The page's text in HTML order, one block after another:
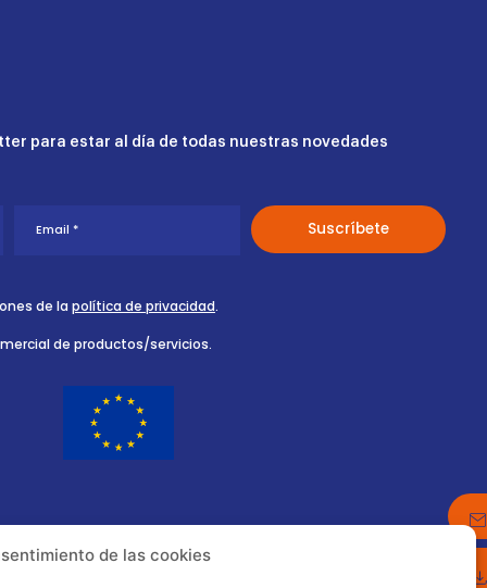
de las cookies
para estar al día de todas nuestras novedades
de la política de privacidad.
de productos/servicios.